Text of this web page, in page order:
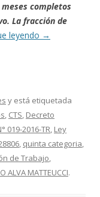
completos
La fracción de
leyendo →
y está etiquetada
, CTS, Decreto
019-2016-TR, Ley
, quinta categoria,
de Trabajo,
ALVA MATTEUCCI.